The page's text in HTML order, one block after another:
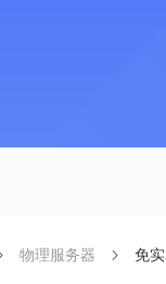
物理服务器 免